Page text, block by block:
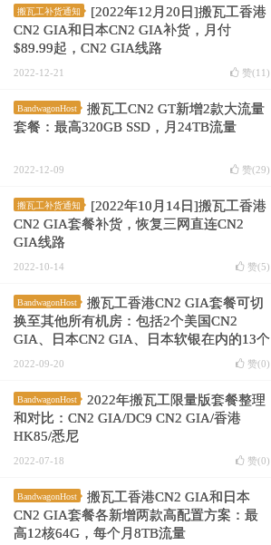
搬瓦工补货通知
[2022年12月20日]搬瓦工香港
CN2 GIA和日本CN2 GIA补货，月付
$89.99起，CN2 GIA线路
2022-12-21 赞(11 )
BandwagonHost
搬瓦工CN2 GT新增2款大流量
套餐：最高320GB SSD，月24TB流量
2022-12-09 赞(29)
搬瓦工补货通知
[2022年10月14日]搬瓦工香港
CN2 GIA套餐补货，恢复三网直连CN2
GIA线路
2022-10-14 赞(5)
BandwagonHost
搬瓦工香港CN2 GIA套餐可切
换至其他所有机房：包括2个美国CN2
GIA、日本CN2 GIA、日本软银在内的13个
机房
2022-09-20 赞(0)
BandwagonHost
2022年搬瓦工限量版套餐整理
和对比：CN2 GIA/DC9 CN2 GIA/香港
HK85/悉尼
2022-07-18 赞(0)
BandwagonHost
搬瓦工香港CN2 GIA和日本
CN2 GIA套餐各新增两款高配置方案：最
高12核64G，每个月8TB流量